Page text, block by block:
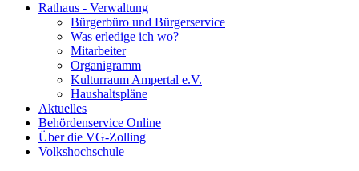
Rathaus - Verwaltung
Bürgerbüro und Bürgerservice
Was erledige ich wo?
Mitarbeiter
Organigramm
Kulturraum Ampertal e.V.
Haushaltspläne
Aktuelles
Behördenservice Online
Über die VG-Zolling
Volkshochschule